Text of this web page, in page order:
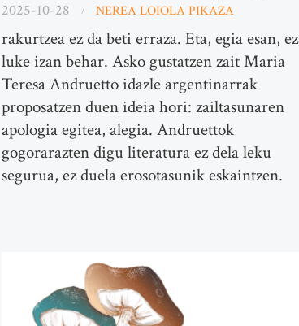
2025-10-28 NEREA LOIOLA PIKAZA
rakurtzea ez da beti erraza. Eta, egia esan, ez
luke izan behar. Asko gustatzen zait Maria
Teresa Andruetto idazle argentinarrak
proposatzen duen ideia hori: zailtasunaren
apologia egitea, alegia. Andruettok
gogorarazten digu literatura ez dela leku
segurua, ez duela erosotasunik eskaintzen.